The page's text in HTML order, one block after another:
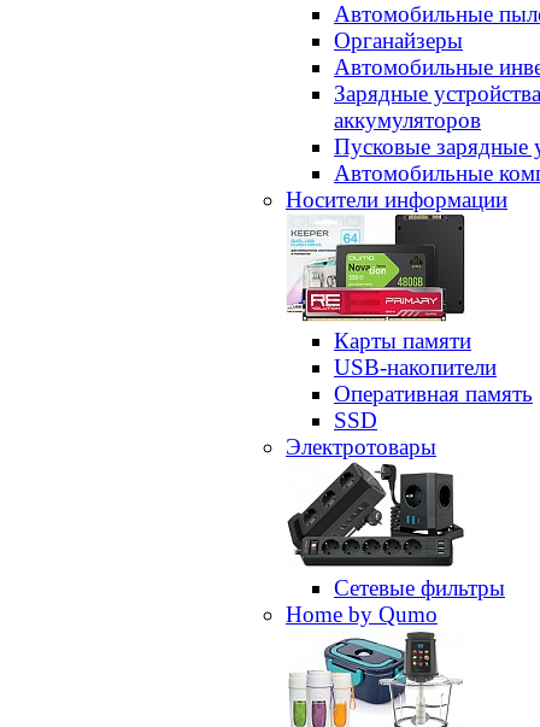
Автомобильные
Органайзеры
Автомобильные
Зарядные
аккумуляторов
Пусковые зарядные
Автомобильные
Носители информации
Карты памяти
USB-накопители
Оперативная память
SSD
Электротовары
Сетевые фильтры
Home by Qumo